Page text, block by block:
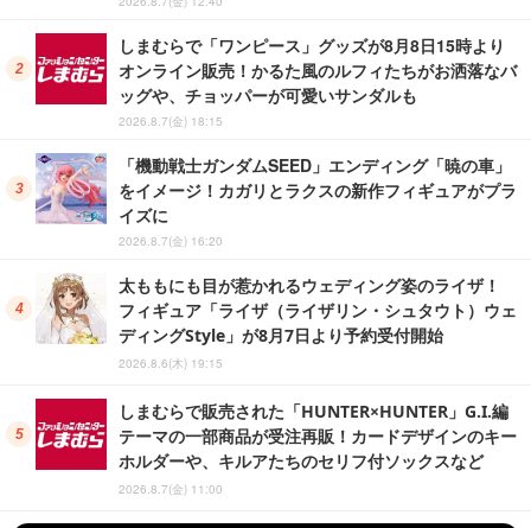
しまむらで「ワンピース」グッズが8月8日15時より
オンライン販売！かるた風のルフィたちがお洒落なバ
ッグや、チョッパーが可愛いサンダルも
2026.8.7(金) 18:15
「機動戦士ガンダムSEED」エンディング「暁の車」
をイメージ！カガリとラクスの新作フィギュアがプラ
イズに
2026.8.7(金) 16:20
太ももにも目が惹かれるウェディング姿のライザ！
フィギュア「ライザ（ライザリン・シュタウト）ウェ
ディングStyle」が8月7日より予約受付開始
2026.8.6(木) 19:15
しまむらで販売された「HUNTER×HUNTER」G.I.編
テーマの一部商品が受注再販！カードデザインのキー
ホルダーや、キルアたちのセリフ付ソックスなど
2026.8.7(金) 11:00